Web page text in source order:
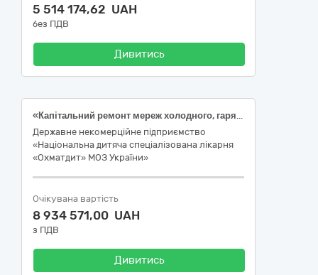
5 514 174,62 UAH
без ПДВ
Дивитись
«Капітальний ремонт мереж холодного, гарячого водопостачання та каналізації корпусу №15 Державного некомерційного підприємства «Національна дитяча спеціалізована лікарня «Охматдит» МОЗ України» за адресою: м. Київ, вул. Чорновола 28/1» (ДК 021:2015: 45453000-7 — Капітальний ремонт і реставрація)
Державне некомерційне підприємство
«Національна дитяча спеціалізована лікарня
«Охматдит» МОЗ України»
Очікувана вартість
8 934 571,00 UAH
з ПДВ
Дивитись